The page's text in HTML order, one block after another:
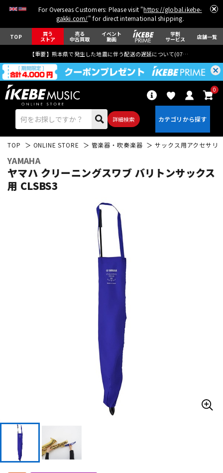
For Overseas Customers: Please visit "https://global.ikebe-
gakki.com/" for direct international shipping.
TOP 買う
ストア
売る
中古買取
イベント
動画
学割
サービス 店舗一覧
【重要】熊本県で発生した地震に伴う配送の遅延について(07月29日
詳細検索
0
DTM オンライン納品
TOP ONLINE STORE 管楽器・吹奏楽器 サックス用アクセサリ
YAMAHA
ヤマハ クリーニングスワブ バリトンサックス
用 CLSBS3